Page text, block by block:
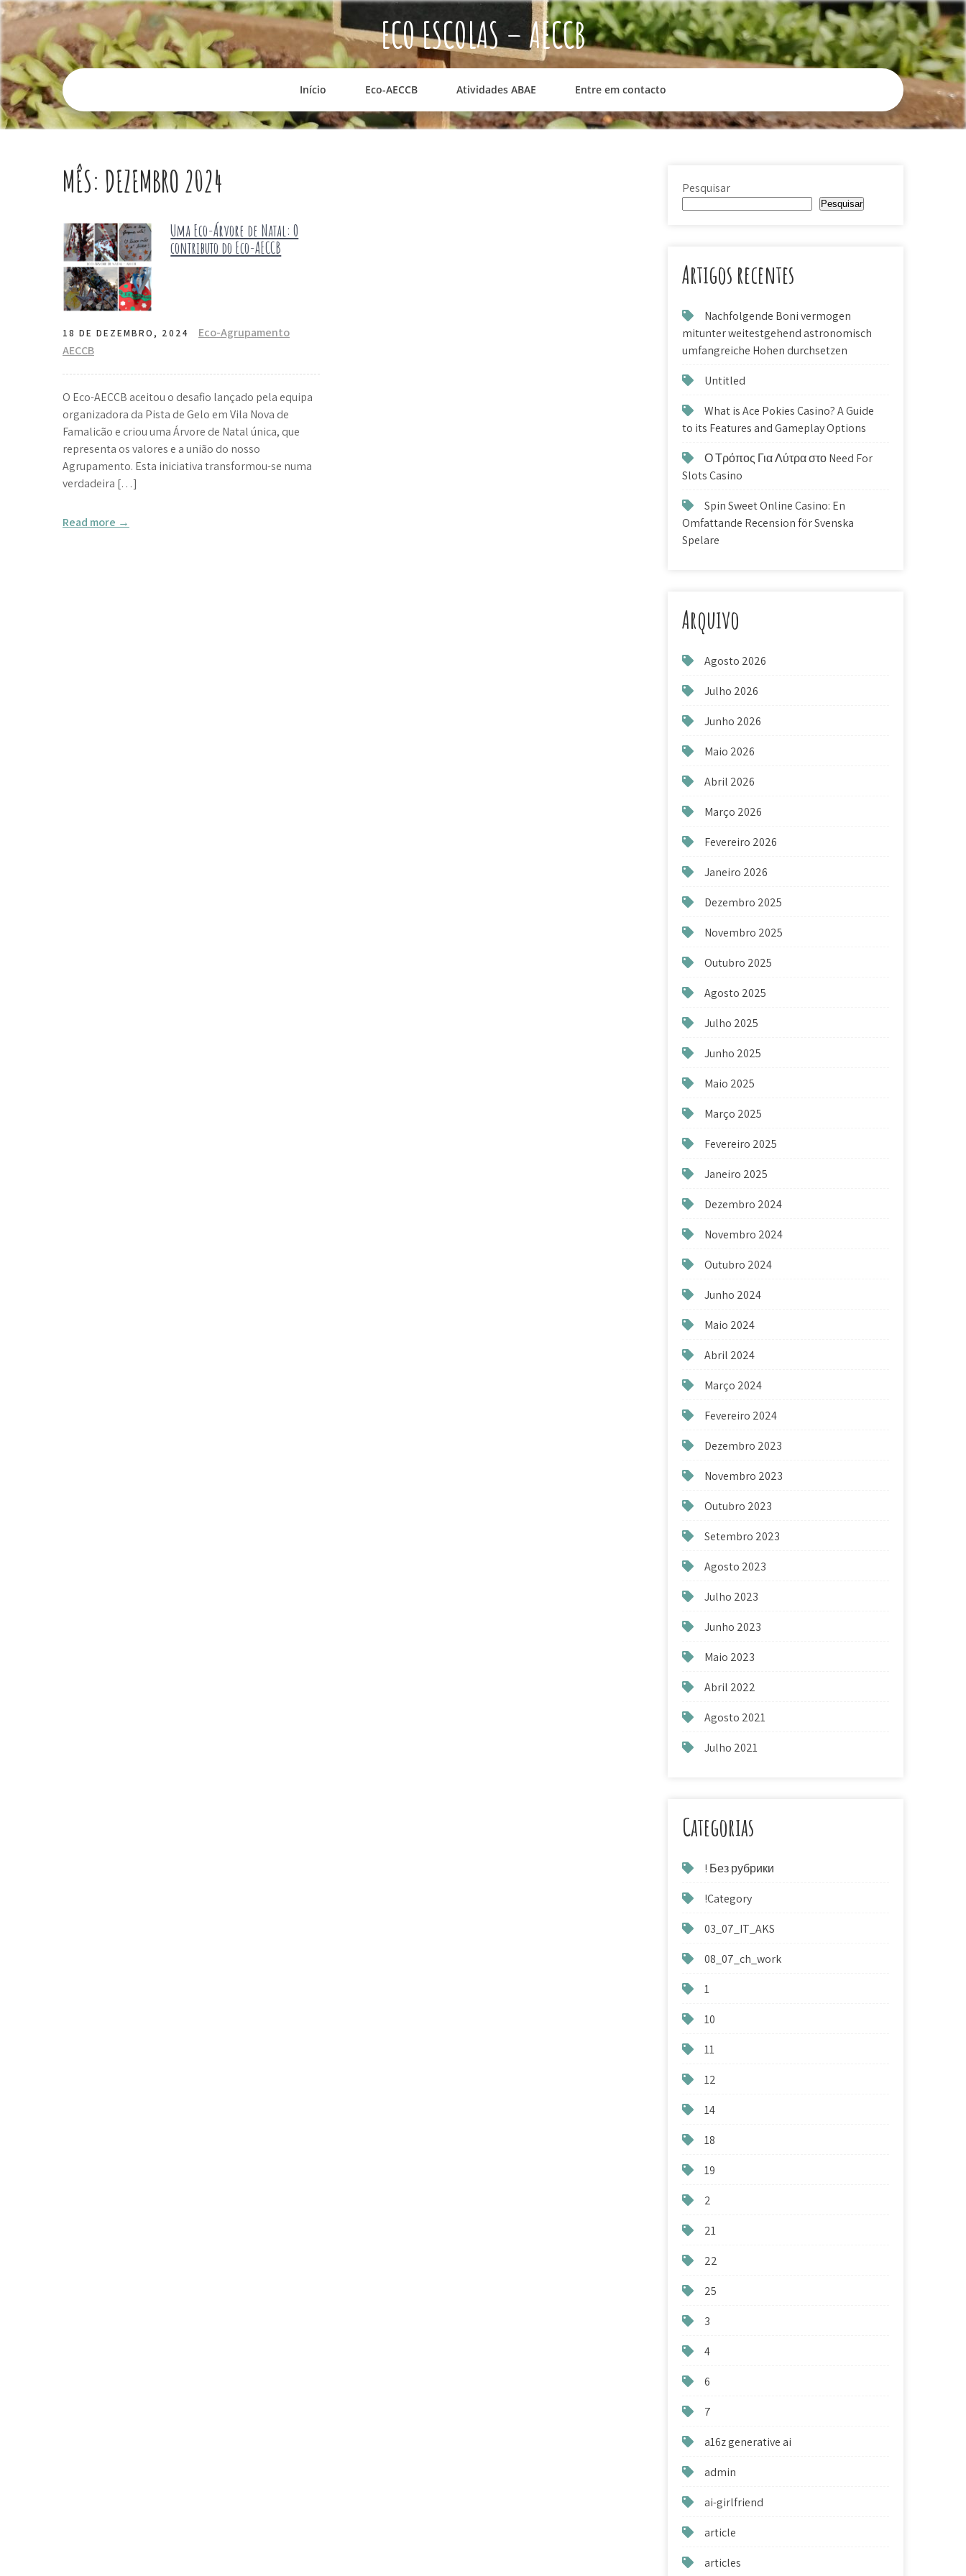
Skip
ECO ESCOLAS – AECCB
Início Eco-AECCB Atividades ABAE Entre em contacto
MÊS: DEZEMBRO 2024
Uma Eco-Árvore de Natal: O
contributo do Eco-AECCB
18 DE DEZEMBRO, 2024
Eco-Agrupamento
AECCB
O Eco-AECCB aceitou o desafio lançado pela equipa
organizadora da Pista de Gelo em Vila Nova de
Famalicão e criou uma Árvore de Natal única, que
representa os valores e a união do nosso
Agrupamento. Esta iniciativa transformou-se numa
verdadeira […]
Read more →
Pesquisar
Pesquisar
Artigos recentes
Nachfolgende Boni vermogen
mitunter weitestgehend astronomisch
umfangreiche Hohen durchsetzen
Untitled
What is Ace Pokies Casino? A Guide
to its Features and Gameplay Options
Ο Τρόπος Για Λύτρα στο Need For
Slots Casino
Spin Sweet Online Casino: En
Omfattande Recension för Svenska
Spelare
Arquivo
Agosto 2026
Julho 2026
Junho 2026
Maio 2026
Abril 2026
Março 2026
Fevereiro 2026
Janeiro 2026
Dezembro 2025
Novembro 2025
Outubro 2025
Agosto 2025
Julho 2025
Junho 2025
Maio 2025
Março 2025
Fevereiro 2025
Janeiro 2025
Dezembro 2024
Novembro 2024
Outubro 2024
Junho 2024
Maio 2024
Abril 2024
Março 2024
Fevereiro 2024
Dezembro 2023
Novembro 2023
Outubro 2023
Setembro 2023
Agosto 2023
Julho 2023
Junho 2023
Maio 2023
Abril 2022
Agosto 2021
Julho 2021
Categorias
! Без рубрики
!Category
03_07_IT_AKS
08_07_ch_work
1
10
11
12
14
18
19
2
21
22
25
3
4
6
7
a16z generative ai
admin
ai-girlfriend
article
articles